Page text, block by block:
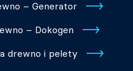
– Generator
– Dokogen
drewno i pelety